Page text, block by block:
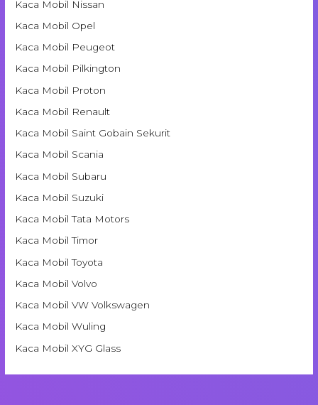
Kaca Mobil Nissan
Kaca Mobil Opel
Kaca Mobil Peugeot
Kaca Mobil Pilkington
Kaca Mobil Proton
Kaca Mobil Renault
Kaca Mobil Saint Gobain Sekurit
Kaca Mobil Scania
Kaca Mobil Subaru
Kaca Mobil Suzuki
Kaca Mobil Tata Motors
Kaca Mobil Timor
Kaca Mobil Toyota
Kaca Mobil Volvo
Kaca Mobil VW Volkswagen
Kaca Mobil Wuling
Kaca Mobil XYG Glass